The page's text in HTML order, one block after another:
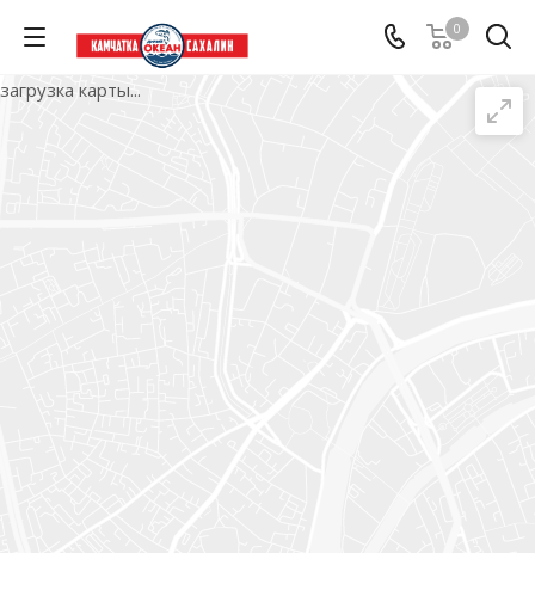
0
загрузка карты...